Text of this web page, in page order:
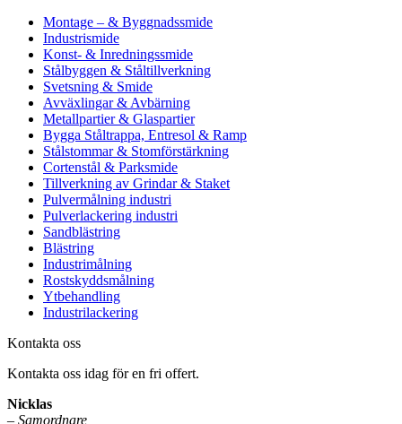
Montage – & Byggnadssmide
Industrismide
Konst- & Inredningssmide
Stålbyggen & Ståltillverkning
Svetsning & Smide
Avväxlingar & Avbärning
Metallpartier & Glaspartier
Bygga Ståltrappa, Entresol & Ramp
Stålstommar & Stomförstärkning
Cortenstål & Parksmide
Tillverkning av Grindar & Staket
Pulvermålning industri
Pulverlackering industri
Sandblästring
Blästring
Industrimålning
Rostskyddsmålning
Ytbehandling
Industrilackering
Kontakta oss
Kontakta oss idag för en fri offert.
Nicklas
– Samordnare